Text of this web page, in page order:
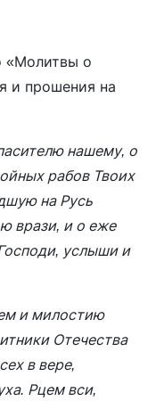
«Молитвы о
и прошения на
нашему, о
рабов Твоих
на Русь
врази, и о еже
услыши и
и милостию
Отечества
в вере,
Рцем вси,